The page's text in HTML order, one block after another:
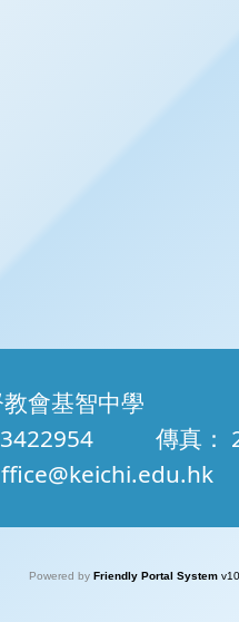
會基智中學
傳真
Powered by Friendly Portal System v